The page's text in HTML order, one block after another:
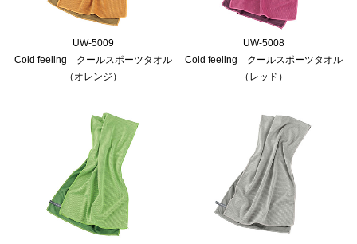
UW-5009
Cold feeling クールスポーツタオル
（オレンジ）
UW-5008
Cold feeling クールスポーツタオル
（レッド）